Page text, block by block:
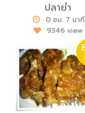
ปลายำ
0 ชม. 7 นาที
9346 view